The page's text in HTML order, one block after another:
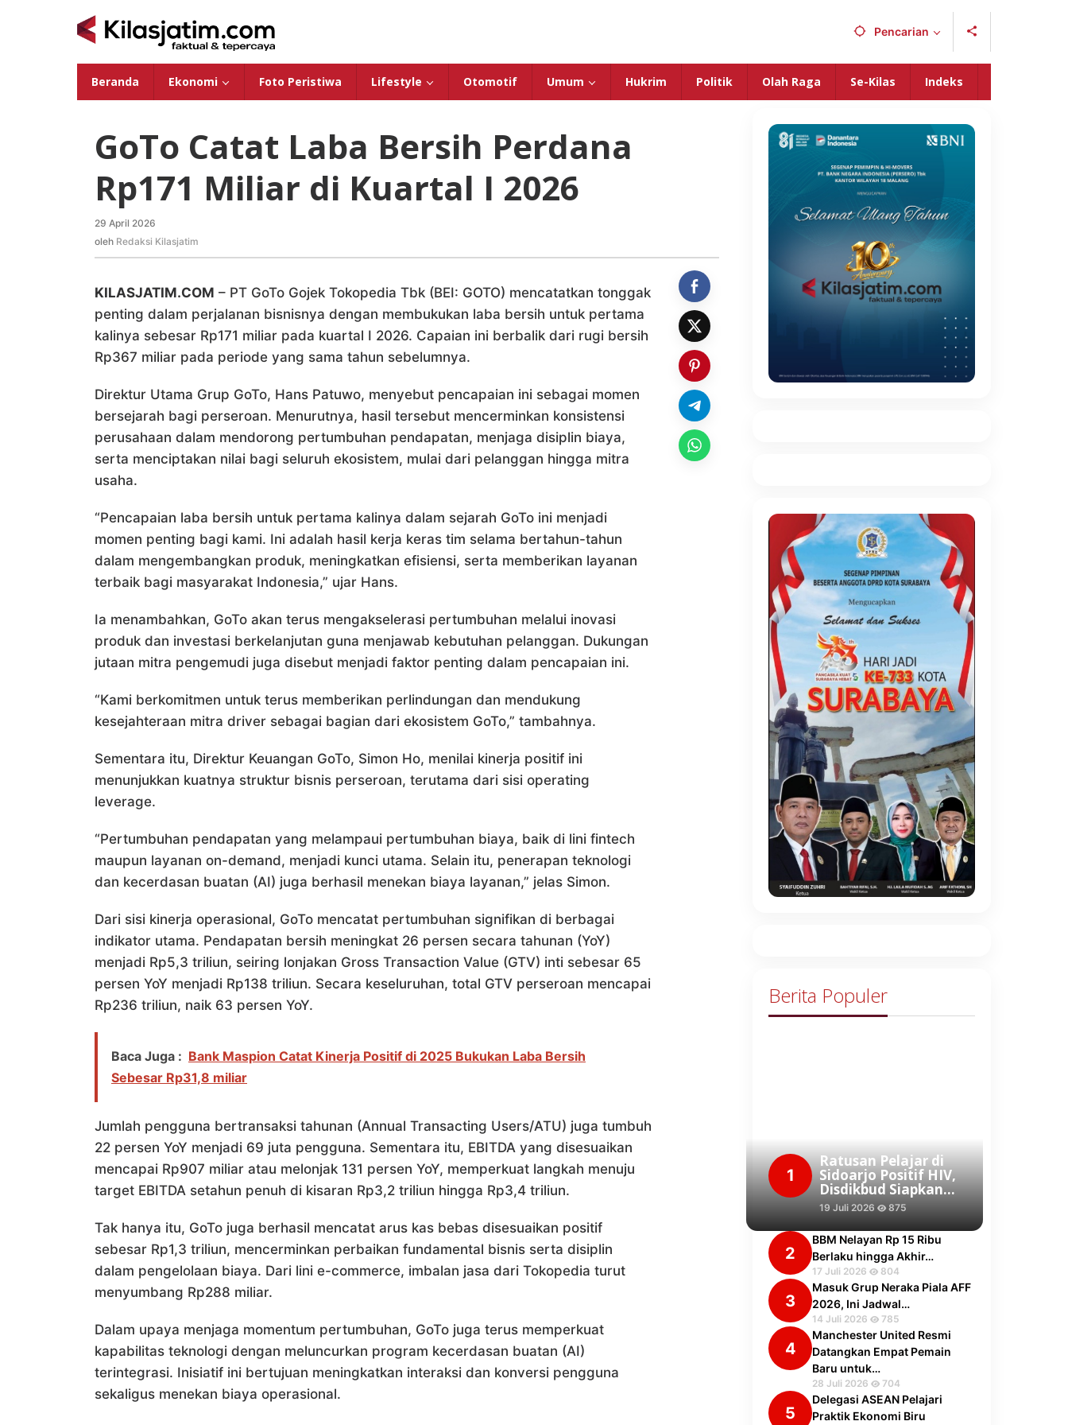
Pencarian
Beranda Ekonomi Foto Peristiwa Lifestyle Otomotif Umum Hukrim Politik Olah Raga Se-Kilas Indeks
GoTo Catat Laba Bersih Perdana
Rp171 Miliar di Kuartal I 2026
29 April 2026
Redaksi
oleh Redaksi Kilasjatim
KILASJATIM.COM – PT GoTo Gojek Tokopedia Tbk (BEI: GOTO) mencatatkan tonggak
penting dalam perjalanan bisnisnya dengan membukukan laba bersih untuk pertama
kalinya sebesar Rp171 miliar pada kuartal I 2026. Capaian ini berbalik dari rugi bersih
Rp367 miliar pada periode yang sama tahun sebelumnya.
Direktur Utama Grup GoTo, Hans Patuwo, menyebut pencapaian ini sebagai momen
bersejarah bagi perseroan. Menurutnya, hasil tersebut mencerminkan konsistensi
perusahaan dalam mendorong pertumbuhan pendapatan, menjaga disiplin biaya,
serta menciptakan nilai bagi seluruh ekosistem, mulai dari pelanggan hingga mitra
usaha.
“Pencapaian laba bersih untuk pertama kalinya dalam sejarah GoTo ini menjadi
momen penting bagi kami. Ini adalah hasil kerja keras tim selama bertahun-tahun
dalam mengembangkan produk, meningkatkan efisiensi, serta memberikan layanan
terbaik bagi masyarakat Indonesia,” ujar Hans.
Ia menambahkan, GoTo akan terus mengakselerasi pertumbuhan melalui inovasi
produk dan investasi berkelanjutan guna menjawab kebutuhan pelanggan. Dukungan
jutaan mitra pengemudi juga disebut menjadi faktor penting dalam pencapaian ini.
“Kami berkomitmen untuk terus memberikan perlindungan dan mendukung
kesejahteraan mitra driver sebagai bagian dari ekosistem GoTo,” tambahnya.
Sementara itu, Direktur Keuangan GoTo, Simon Ho, menilai kinerja positif ini
menunjukkan kuatnya struktur bisnis perseroan, terutama dari sisi operating
leverage.
“Pertumbuhan pendapatan yang melampaui pertumbuhan biaya, baik di lini fintech
maupun layanan on-demand, menjadi kunci utama. Selain itu, penerapan teknologi
dan kecerdasan buatan (AI) juga berhasil menekan biaya layanan,” jelas Simon.
Dari sisi kinerja operasional, GoTo mencatat pertumbuhan signifikan di berbagai
indikator utama. Pendapatan bersih meningkat 26 persen secara tahunan (YoY)
menjadi Rp5,3 triliun, seiring lonjakan Gross Transaction Value (GTV) inti sebesar 65
persen YoY menjadi Rp138 triliun. Secara keseluruhan, total GTV perseroan mencapai
Rp236 triliun, naik 63 persen YoY.
Baca Juga : Bank Maspion Catat Kinerja Positif di 2025 Bukukan Laba Bersih
Sebesar Rp31,8 miliar
Jumlah pengguna bertransaksi tahunan (Annual Transacting Users/ATU) juga tumbuh
22 persen YoY menjadi 69 juta pengguna. Sementara itu, EBITDA yang disesuaikan
mencapai Rp907 miliar atau melonjak 131 persen YoY, memperkuat langkah menuju
target EBITDA setahun penuh di kisaran Rp3,2 triliun hingga Rp3,4 triliun.
Tak hanya itu, GoTo juga berhasil mencatat arus kas bebas disesuaikan positif
sebesar Rp1,3 triliun, mencerminkan perbaikan fundamental bisnis serta disiplin
dalam pengelolaan biaya. Dari lini e-commerce, imbalan jasa dari Tokopedia turut
menyumbang Rp288 miliar.
Dalam upaya menjaga momentum pertumbuhan, GoTo juga terus memperkuat
kapabilitas teknologi dengan meluncurkan program kecerdasan buatan (AI)
terintegrasi. Inisiatif ini bertujuan meningkatkan interaksi dan konversi pengguna
sekaligus menekan biaya operasional.
Berita Populer
1
Ratusan Pelajar di
Sidoarjo Positif HIV,
Disdikbud Siapkan…
19 Juli 2026 875
2
BBM Nelayan Rp 15 Ribu
Berlaku hingga Akhir…
17 Juli 2026 804
3
Masuk Grup Neraka Piala AFF
2026, Ini Jadwal…
14 Juli 2026 785
4
Manchester United Resmi
Datangkan Empat Pemain
Baru untuk…
28 Juli 2026 704
5
Delegasi ASEAN Pelajari
Praktik Ekonomi Biru